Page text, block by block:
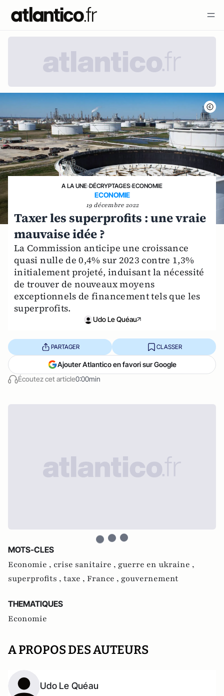
A LA UNE›DÉCRYPTAGES›ECONOMIE
ECONOMIE
19 décembre 2022
Taxer les superprofits : une vraie
mauvaise idée ?
La Commission anticipe une croissance
quasi nulle de 0,4% sur 2023 contre 1,3%
initialement projeté, induisant la nécessité
de trouver de nouveaux moyens
exceptionnels de financement tels que les
superprofits.
Udo Le Quéau
Écoutez cet article0:00min
PARTAGER CLASSER
Ajouter Atlantico en favori sur Google
MOTS-CLES
Economie , crise sanitaire , guerre en ukraine ,
superprofits , taxe , France , gouvernement
THEMATIQUES
Economie
A PROPOS DES AUTEURS
Udo Le Quéau